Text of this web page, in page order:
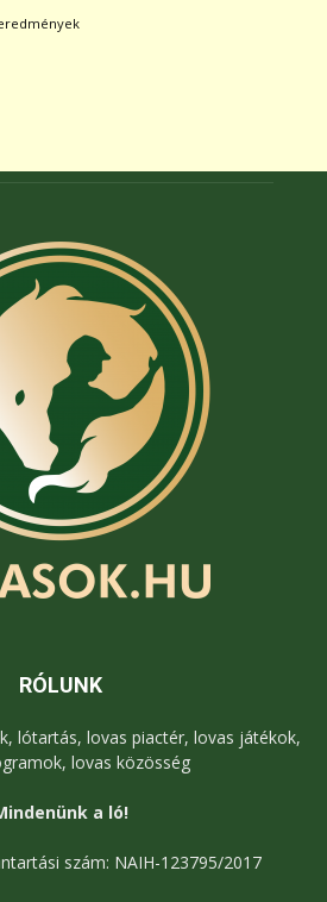
RÓLUNK
lótartás, lovas piactér, lovas játékok,
lovas közösség
a ló!
szám: NAIH-123795/2017